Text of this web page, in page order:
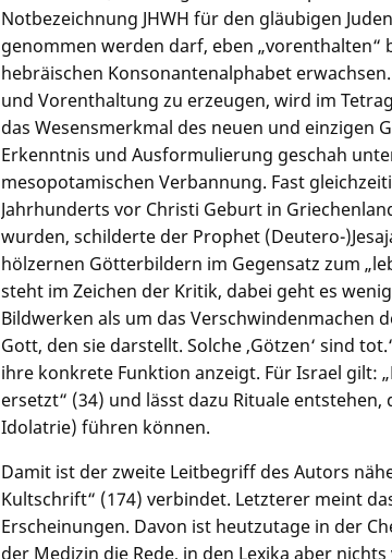
Notbezeichnung JHWH für den gläubigen
genommen werden darf, eben „vorenthalten“
hebräischen Konsonantenalphabet
und Vorenthaltung zu erzeugen, wird im
das Wesensmerkmal des neuen und einzigen
Erkenntnis und Ausformulierung geschah
mesopotamischen Verbannung. Fast
Jahrhunderts vor Christi Geburt in
wurden, schilderte der Prophet (Deutero-
hölzernen Götterbildern im Gegensatz zum
steht im Zeichen der Kritik, dabei geht es
Bildwerken als um das Verschwindenmachen
Gott, den sie darstellt. Solche ‚Götzen‘ sind
ihre konkrete Funktion anzeigt. Für Israel gilt:
ersetzt“ (34) und lässt dazu Rituale
Idolatrie) führen können.
Damit ist der zweite Leitbegriff des Autors
Kultschrift“ (174) verbindet. Letzterer meint
Erscheinungen. Davon ist heutzutage in der
der Medizin die Rede, in den Lexika aber